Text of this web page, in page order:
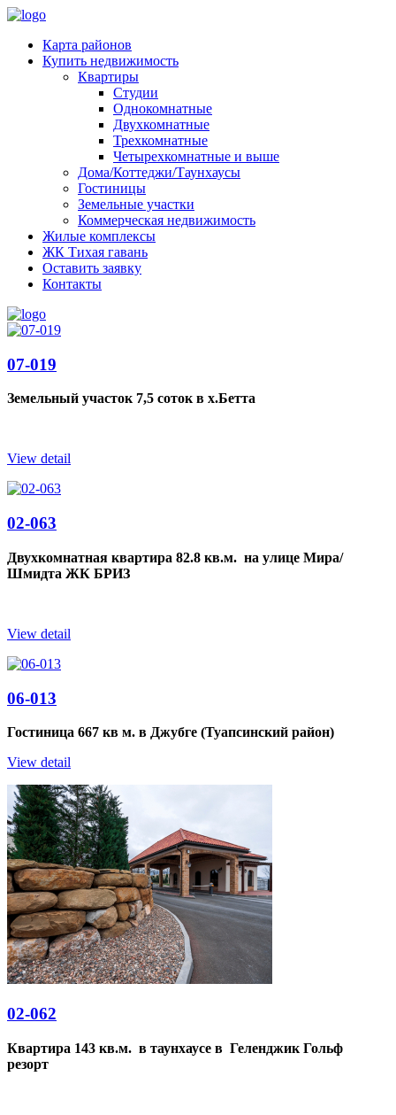
Карта районов
Купить недвижимость
Квартиры
Студии
Однокомнатные
Двухкомнатные
Трехкомнатные
Четырехкомнатные и выше
Дома/Коттеджи/Таунхаусы
Гостиницы
Земельные участки
Коммерческая недвижимость
Жилые комплексы
ЖК Тихая гавань
Оставить заявку
Контакты
07-019
Земельный участок 7,5 соток в х.Бетта
View detail
02-063
Двухкомнатная квартира 82.8 кв.м. на улице Мира/
Шмидта ЖК БРИЗ
View detail
06-013
Гостиница 667 кв м. в Джубге (Туапсинский район)
View detail
02-062
Квартира 143 кв.м. в таунхаусе в Геленджик Гольф
резорт